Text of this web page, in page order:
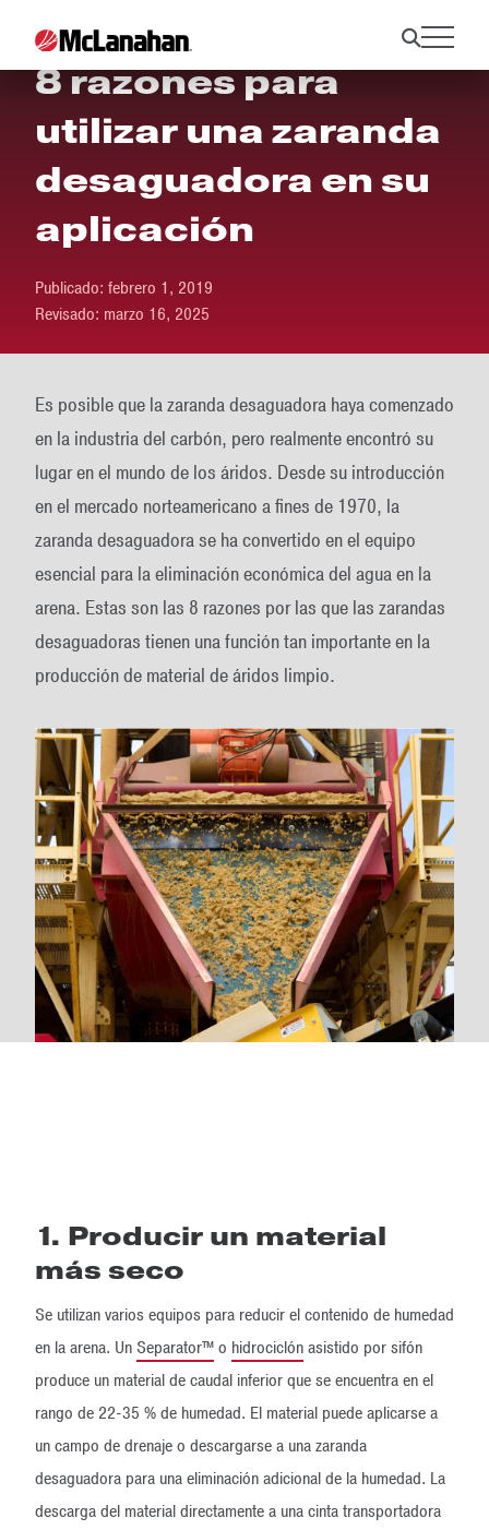
8 razones para
utilizar una zaranda
desaguadora en su
aplicación
Publicado: febrero 1, 2019
Revisado: marzo 16, 2025
Es posible que la zaranda desaguadora haya comenzado
en la industria del carbón, pero realmente encontró su
lugar en el mundo de los áridos. Desde su introducción
en el mercado norteamericano a fines de 1970, la
zaranda desaguadora se ha convertido en el equipo
esencial para la eliminación económica del agua en la
arena. Estas son las 8 razones por las que las zarandas
desaguadoras tienen una función tan importante en la
producción de material de áridos limpio.
1. Producir un material
más seco
Se utilizan varios equipos para reducir el contenido de humedad
en la arena. Un Separator™o hidrociclónasistido por sifón
produce un material de caudal inferior que se encuentra en el
rango de 22-35 % de humedad. El material puede aplicarse a
un campo de drenaje o descargarse a una zaranda
desaguadora para una eliminación adicional de la humedad. La
descarga del material directamente a una cinta transportadora